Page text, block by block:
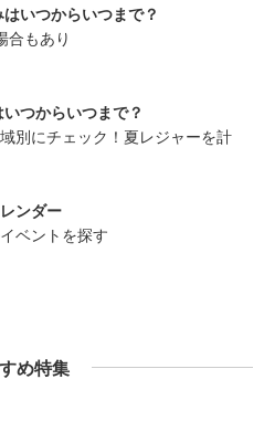
いつからいつまで？
合もあり
つからいつまで？
別にチェック！夏レジャーを計
ンダー
ベントを探す
め特集